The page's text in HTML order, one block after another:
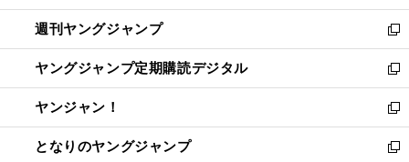
開
く
ウ
で
開
く
ン
ド
ウ
で
開
く
ウ
ィ
ン
ド
ウ
で
開
く
週刊ヤングジャンプ
新
し
い
ウ
ィ
ン
ド
ヤングジャンプ定期購読デジタル
新
し
い
ウ
ィ
ヤンジャン！
新
し
い
となりのヤングジャンプ
新